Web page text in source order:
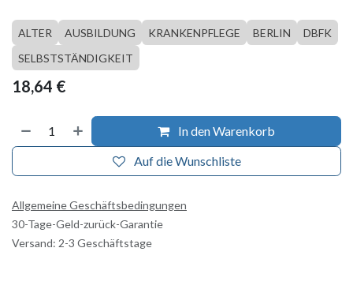
ALTER AUSBILDUNG KRANKENPFLEGE BERLIN
DBFK
SELBSTSTÄNDIGKEIT
18,64 €
In den Warenkorb
Auf die Wunschliste
Allgemeine Geschäftsbedingungen
30-Tage-Geld-zurück-Garantie
Versand: 2-3 Geschäftstage